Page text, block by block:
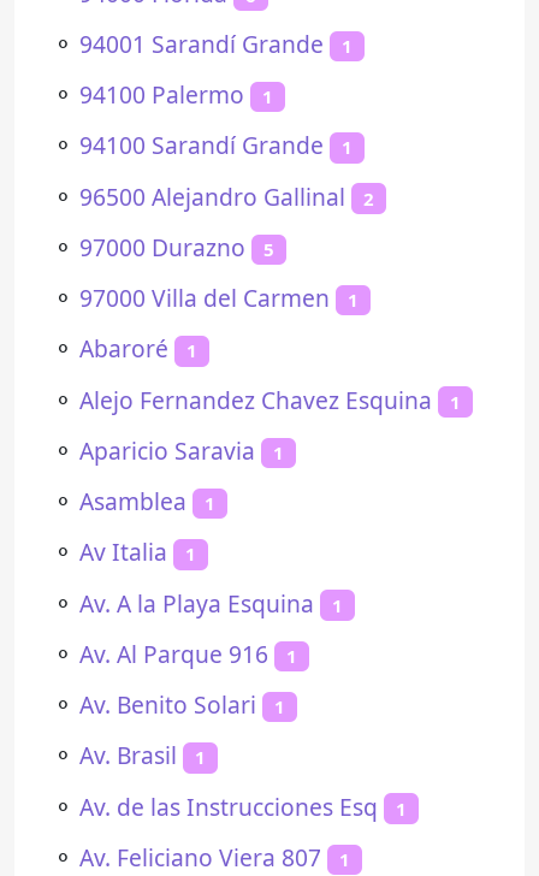
⚬ 94001 Sarandí Grande 1
⚬ 94100 Palermo 1
⚬ 94100 Sarandí Grande 1
⚬ 96500 Alejandro Gallinal 2
⚬ 97000 Durazno 5
⚬ 97000 Villa del Carmen 1
⚬ Abaroré 1
⚬ Alejo Fernandez Chavez Esquina 1
⚬ Aparicio Saravia 1
⚬ Asamblea 1
⚬ Av Italia 1
⚬ Av. A la Playa Esquina 1
⚬ Av. Al Parque 916 1
⚬ Av. Benito Solari 1
⚬ Av. Brasil 1
⚬ Av. de las Instrucciones Esq 1
⚬ Av. Feliciano Viera 807 1